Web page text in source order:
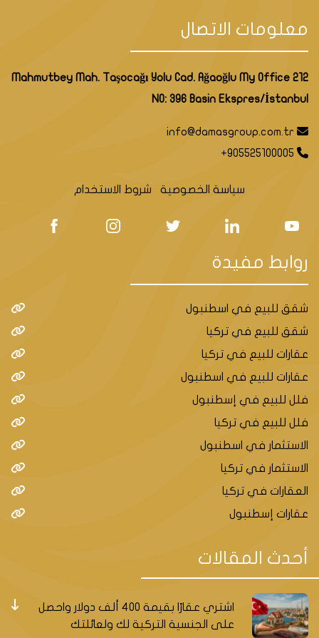
معلومات الاتصال
Mahmutbey Mah. Taşocağı Yolu Cad. Ağaoğlu My Office 212
NO: 396 Basin Ekspres/İstanbul
info@damasgroup.com.tr
+905525100005
سياسة الخصوصية شروط الاستخدام
روابط مفيدة
شقق للبيع في اسطنبول
شقق للبيع في تركيا
عقارات للبيع في تركيا
عقارات للبيع في اسطنبول
فلل للبيع في إسطنبول
فلل للبيع في تركيا
الاستثمار في اسطنبول
الاستثمار في تركيا
العقارات في تركيا
عقارات إسطنبول
أحدث المقالات
اشتري عقارًا بقيمة 400 ألف دولار واحصل
على الجنسية التركية لك ولعائلتك